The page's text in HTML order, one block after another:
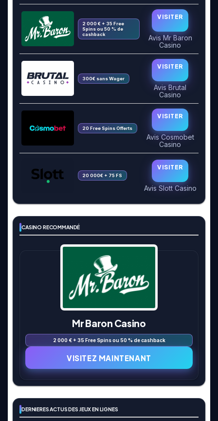
2 000 € + 35 Free
Spins ou 50 % de
cashback
VISITER
Avis Mr Baron
Casino
300€ sans Wager
VISITER
Avis Brutal
Casino
20 Free Spins Offerts
VISITER
Avis Cosmobet
Casino
20 000€ + 75 FS
VISITER
Avis Slott Casino
CASINO RECOMMANDÉ
Mr Baron Casino
2 000 € + 35 Free Spins ou 50 % de cashback
VISITEZ MAINTENANT
DERNIERES ACTUS DES JEUX EN LIGNES